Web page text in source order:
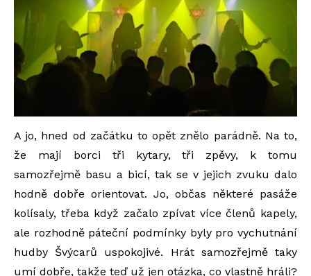
A jo, hned od začátku to opět znělo parádně. Na to,
že mají borci tři kytary, tři zpěvy, k tomu
samozřejmě basu a bicí, tak se v jejich zvuku dalo
hodně dobře orientovat. Jo, občas některé pasáže
kolísaly, třeba když začalo zpívat více členů kapely,
ale rozhodně páteční podmínky byly pro vychutnání
hudby Švýcarů uspokojivé. Hrát samozřejmě taky
umí dobře, takže teď už jen otázka, co vlastně hráli?